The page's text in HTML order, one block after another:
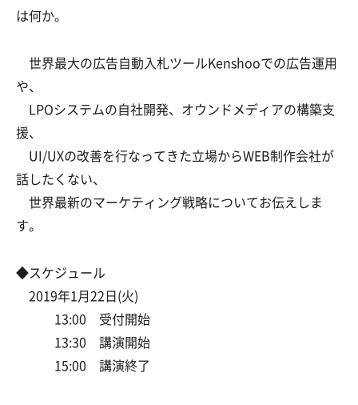
は何か。
世界最大の広告自動入札ツールKenshooでの広告運用
や、
LPOシステムの自社開発、オウンドメディアの構築支
援、
UI/UXの改善を行なってきた立場からWEB制作会社が
話したくない、
世界最新のマーケティング戦略についてお伝えしま
す。
◆スケジュール
2019年1月22日(火)
13:00 受付開始
13:30 講演開始
15:00 講演終了